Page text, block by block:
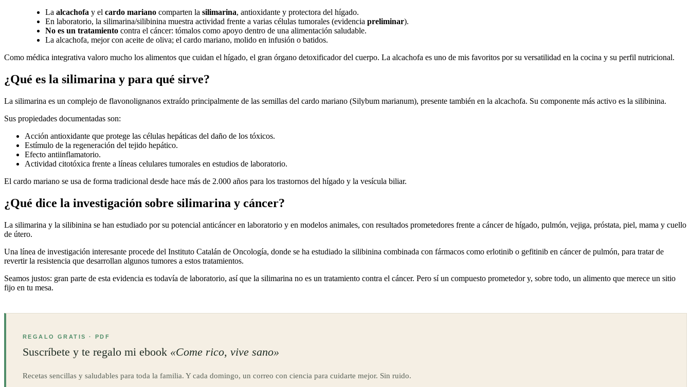
La alcachofa y el cardo mariano comparten la silimarina, antioxidante y protectora del hígado.
En laboratorio, la silimarina/silibinina muestra actividad frente a varias células tumorales (evidencia preliminar).
No es un tratamiento contra el cáncer: tómalos como apoyo dentro de una alimentación saludable.
La alcachofa, mejor con aceite de oliva; el cardo mariano, molido en infusión o batidos.
Como médica integrativa valoro mucho los alimentos que cuidan el hígado, el gran órgano detoxificador del cuerpo. La alcachofa es uno de mis favoritos por su versatilidad en la cocina y su perfil nutricional.
¿Qué es la silimarina y para qué sirve?
La silimarina es un complejo de flavonolignanos extraído principalmente de las semillas del cardo mariano (Silybum marianum), presente también en la alcachofa. Su componente más activo es la silibinina.
Sus propiedades documentadas son:
Acción antioxidante que protege las células hepáticas del daño de los tóxicos.
Estímulo de la regeneración del tejido hepático.
Efecto antiinflamatorio.
Actividad citotóxica frente a líneas celulares tumorales en estudios de laboratorio.
El cardo mariano se usa de forma tradicional desde hace más de 2.000 años para los trastornos del hígado y la vesícula biliar.
¿Qué dice la investigación sobre silimarina y cáncer?
La silimarina y la silibinina se han estudiado por su potencial anticáncer en laboratorio y en modelos animales, con resultados prometedores frente a cáncer de hígado, pulmón, vejiga, próstata, piel, mama y cuello
de útero.
Una línea de investigación interesante procede del Instituto Catalán de Oncología, donde se ha estudiado la silibinina combinada con fármacos como erlotinib o gefitinib en cáncer de pulmón, para tratar de
revertir la resistencia que desarrollan algunos tumores a estos tratamientos.
Seamos justos: gran parte de esta evidencia es todavía de laboratorio, así que la silimarina no es un tratamiento contra el cáncer. Pero sí un compuesto prometedor y, sobre todo, un alimento que merece un sitio
fijo en tu mesa.
REGALO GRATIS · PDF
Suscríbete y te regalo mi ebook «Come rico, vive sano»
Recetas sencillas y saludables para toda la familia. Y cada domingo, un correo con ciencia para cuidarte mejor. Sin ruido.